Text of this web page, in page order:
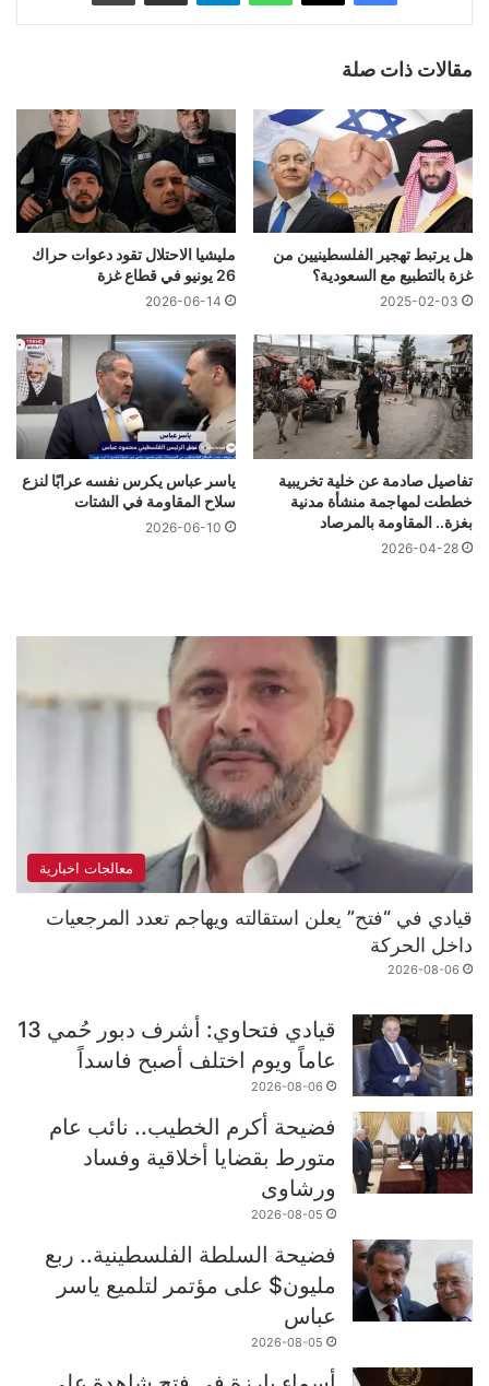
مقالات ذات صلة
هل يرتبط تهجير الفلسطينيين من
غزة بالتطبيع مع السعودية؟
2025-02-03
مليشيا الاحتلال تقود دعوات حراك
26 يونيو في قطاع غزة
2026-06-14
تفاصيل صادمة عن خلية تخريبية
خططت لمهاجمة منشأة مدنية
بغزة.. المقاومة بالمرصاد
2026-04-28
ياسر عباس يكرس نفسه عرابًا لنزع
سلاح المقاومة في الشتات
2026-06-10
معالجات اخبارية
قيادي في “فتح” يعلن استقالته ويهاجم تعدد المرجعيات
داخل الحركة
2026-08-06
قيادي فتحاوي: أشرف دبور حُمي 13
عاماً ويوم اختلف أصبح فاسداً
2026-08-06
فضيحة أكرم الخطيب.. نائب عام
متورط بقضايا أخلاقية وفساد
ورشاوى
2026-08-05
فضيحة السلطة الفلسطينية.. ربع
مليون$ على مؤتمر لتلميع ياسر
عباس
2026-08-05